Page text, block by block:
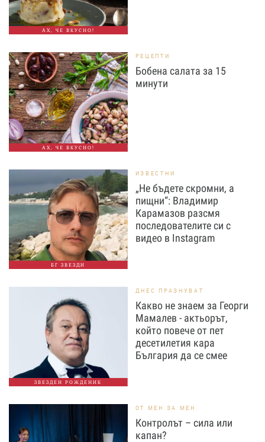
АХ, ЧЕ ВКУСНО!
АХ, ЧЕ ВКУСНО!
РЕЦЕПТИ
Бобена салата за 15
минути
БГ ЗВЕЗДИ
ИЗВЕСТНИ
„Не бъдете скромни, а
пищни“: Владимир
Карамазов разсмя
последователите си с
видео в Instagram
ЗВЕЗДЕН РОЖДЕНИК
ДНЕС ПРАЗНУВАТ
Какво не знаем за Георги
Мамалев - актьорът,
който повече от пет
десетилетия кара
България да се смее
ОТ МЕН ЗА МЕН
Контролът – сила или
капан?